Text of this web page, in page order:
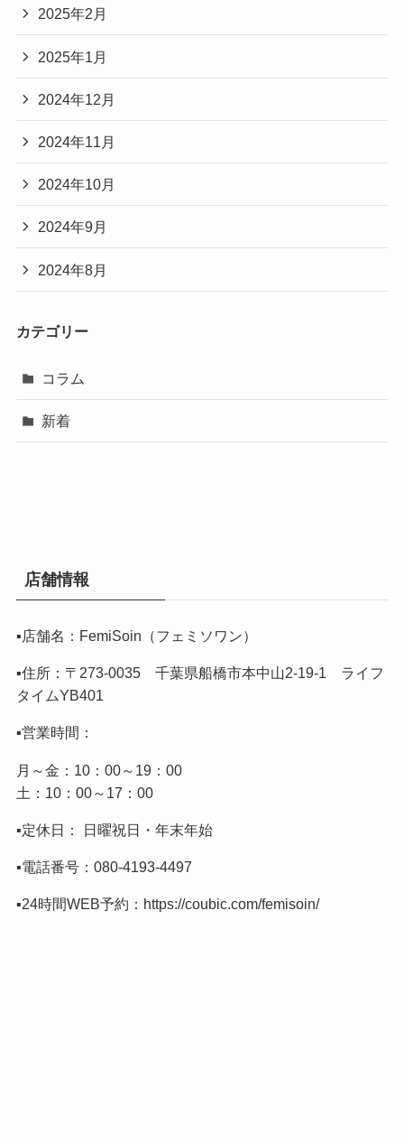
2025年2月
2025年1月
2024年12月
2024年11月
2024年10月
2024年9月
2024年8月
カテゴリー
コラム
新着
店舗情報
▪️店舗名：FemiSoin（フェミソワン）
▪️住所：〒273-0035 千葉県船橋市本中山2-19-1 ライフ
タイムYB401
▪️営業時間：
月～金：10：00～19：00
土：10：00～17：00
▪️定休日： 日曜祝日・年末年始
▪️電話番号： 080-4193-4497
▪️24時間WEB予約： https://coubic.com/femisoin/